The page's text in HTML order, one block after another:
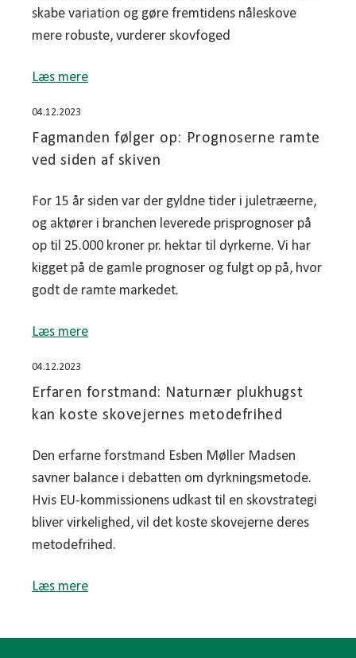
skabe variation og gøre fremtidens nåleskove
mere robuste, vurderer skovfoged
Læs mere
04.12.2023
Fagmanden følger op: Prognoserne ramte
ved siden af skiven
For 15 år siden var der gyldne tider i juletræerne,
og aktører i branchen leverede prisprognoser på
op til 25.000 kroner pr. hektar til dyrkerne. Vi har
kigget på de gamle prognoser og fulgt op på, hvor
godt de ramte markedet.
Læs mere
04.12.2023
Erfaren forstmand: Naturnær plukhugst
kan koste skovejernes metodefrihed
Den erfarne forstmand Esben Møller Madsen
savner balance i debatten om dyrkningsmetode.
Hvis EU-kommissionens udkast til en skovstrategi
bliver virkelighed, vil det koste skovejerne deres
metodefrihed.
Læs mere